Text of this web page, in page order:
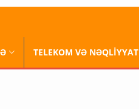
TELEKOM VƏ NƏQLİYYAT